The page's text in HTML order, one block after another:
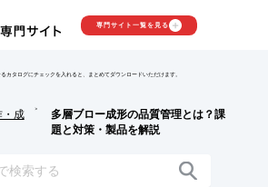
専門サイト一覧を見る
カタログにチェックを入れると、まとめてダウンロードいただけます。
・成
>
多層ブロー成形の品質管理とは？課
題と対策・製品を解説